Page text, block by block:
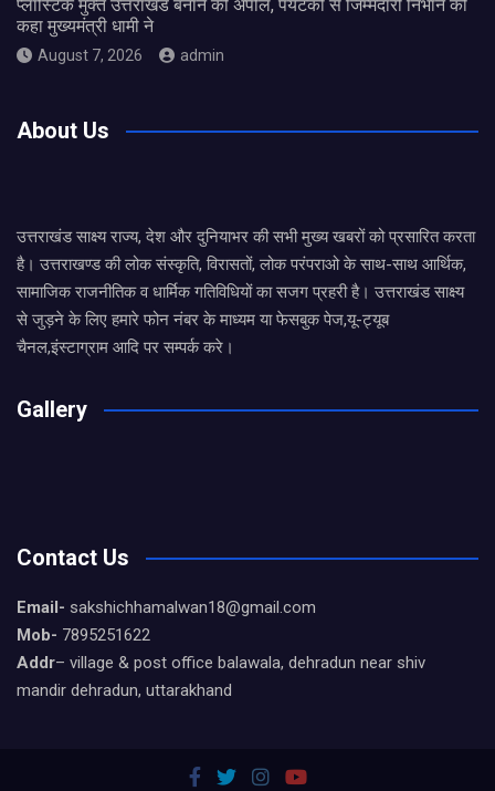
प्लास्टिक मुक्त उत्तराखंड बनाने की अपील, पर्यटकों से जिम्मेदारी निभाने को
कहा मुख्यमंत्री धामी ने
August 7, 2026 admin
About Us
उत्तराखंड साक्ष्य राज्य, देश और दुनियाभर की सभी मुख्य खबरों को प्रसारित करता
है। उत्तराखण्ड की लोक संस्कृति, विरासतों, लोक परंपराओ के साथ-साथ आर्थिक,
सामाजिक राजनीतिक व धार्मिक गतिविधियों का सजग प्रहरी है। उत्तराखंड साक्ष्य
से जुड़ने के लिए हमारे फोन नंबर के माध्यम या फेसबुक पेज,यू-ट्यूब
चैनल,इंस्टाग्राम आदि पर सम्पर्क करे।
Gallery
Contact Us
Email- sakshichhamalwan18@gmail.com
Mob- 7895251622
Addr– village & post office balawala, dehradun near shiv
mandir dehradun, uttarakhand